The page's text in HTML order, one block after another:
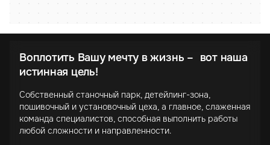
Воплотить Вашу мечту в жизнь – вот наша
истинная цель!
Собственный станочный парк, детейлинг-зона,
пошивочный и установочный цеха, а главное, слаженная
команда специалистов, способная выполнить работы
любой сложности и направленности.